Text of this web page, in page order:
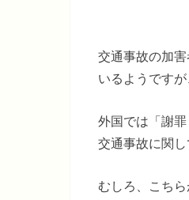
交通事故の加
いるようです
外国では「謝
交通事故に関
むしろ、こち